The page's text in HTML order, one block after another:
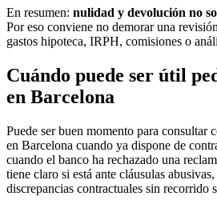
En resumen: nulidad y devolución no
Por eso conviene no demorar una
gastos hipoteca, IRPH, comisiones o
Cuándo puede ser útil
en Barcelona
Puede ser buen momento para consultar
en Barcelona cuando ya dispone de
cuando el banco ha rechazado una
tiene claro si está ante cláusulas
discrepancias contractuales sin recorrido